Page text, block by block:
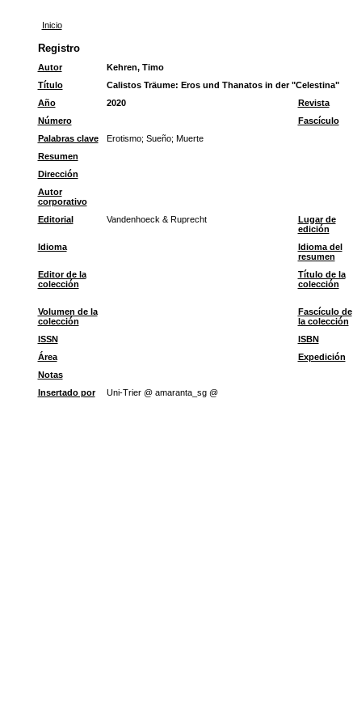
Inicio
Registro
Autor
Kehren, Timo
Título
Calistos Träume: Eros und Thanatos in der "Celestina"
Año
2020 Revista
Número
Fascículo
Palabras clave
Erotismo; Sueño; Muerte
Resumen
Dirección
Autor
corporativo
Editorial Vandenhoeck & Ruprecht
Lugar de
edición
Idioma
Idioma del
resumen
Editor de la
colección
Título de la
colección
Volumen de la
colección
Fascículo de
la colección
ISSN ISBN
Área
Expedición
Notas
Insertado por
Uni-Trier @ amaranta_sg @